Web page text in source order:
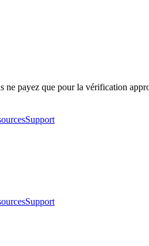
ne payez que pour la vérification
Support
Support